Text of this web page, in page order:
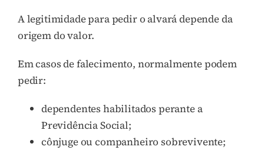
A legitimidade para pedir o alvará depende da
origem do valor.
Em casos de falecimento, normalmente podem
pedir:
dependentes habilitados perante a
Previdência Social;
cônjuge ou companheiro sobrevivente;